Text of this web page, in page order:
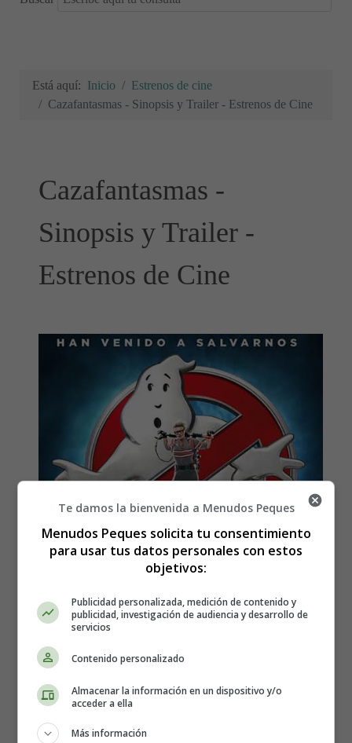
Está aquí: Inicio
Estrenos de cine
Cazafantasmas - Sinopsis y Trailer - Estrenos de Cine
Cazafantasmas -
Sinopsis y Trailer -
Estrenos de Cine
Te damos la bienvenida a Menudos Peques
Menudos Peques solicita tu consentimiento
para usar tus datos personales con estos
objetivos:
Publicidad personalizada, medición de contenido y
publicidad, investigación de audiencia y desarrollo de
servicios
Contenido personalizado
Almacenar la información en un dispositivo y/o
acceder a ella
Más información